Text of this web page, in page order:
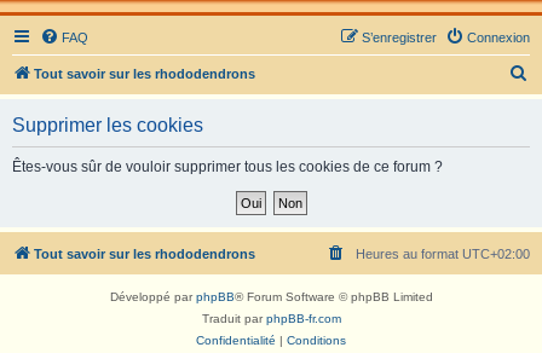
FAQ Connexion
S’enregistrer
Tout savoir sur les rhododendrons
h
Supprimer les cookies
Êtes-vous sûr de vouloir supprimer tous les cookies de ce forum ?
Tout savoir sur les rhododendrons Heures au format UTC+02:00
Développé parphpBB® Forum Software © phpBB Limited
Traduit parphpBB-fr.com
Confidentialité | Conditions